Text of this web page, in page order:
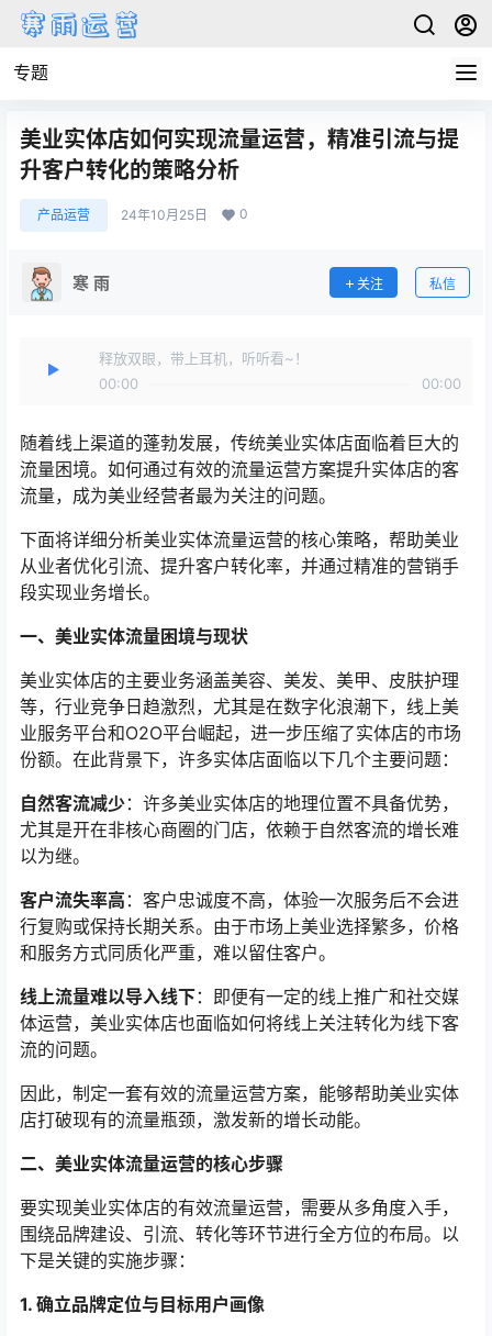
专题
美业实体店如何实现流量运营，精准引流与提
升客户转化的策略分析
产品运营 24年10月25日 0
寒 雨 关注 私信
释放双眼，带上耳机，听听看~！
00:00
00:00
随着线上渠道的蓬勃发展，传统美业实体店面临着巨大的
流量困境。如何通过有效的流量运营方案提升实体店的客
流量，成为美业经营者最为关注的问题。
下面将详细分析美业实体流量运营的核心策略，帮助美业
从业者优化引流、提升客户转化率，并通过精准的营销手
段实现业务增长。
一、美业实体流量困境与现状
美业实体店的主要业务涵盖美容、美发、美甲、皮肤护理
等，行业竞争日趋激烈，尤其是在数字化浪潮下，线上美
业服务平台和O2O平台崛起，进一步压缩了实体店的市场
份额。在此背景下，许多实体店面临以下几个主要问题：
自然客流减少：许多美业实体店的地理位置不具备优势，
尤其是开在非核心商圈的门店，依赖于自然客流的增长难
以为继。
客户流失率高 ：客户忠诚度不高，体验一次服务后不会进
行复购或保持长期关系。由于市场上美业选择繁多，价格
和服务方式同质化严重，难以留住客户。
线上流量难以导入线下：即便有一定的线上推广和社交媒
体运营，美业实体店也面临如何将线上关注转化为线下客
流的问题。
因此，制定一套有效的流量运营方案，能够帮助美业实体
店打破现有的流量瓶颈，激发新的增长动能。
二、美业实体流量运营的核心步骤
要实现美业实体店的有效流量运营，需要从多角度入手，
围绕品牌建设、引流、转化等环节进行全方位的布局。以
下是关键的实施步骤：
1. 确立品牌定位与目标用户画像